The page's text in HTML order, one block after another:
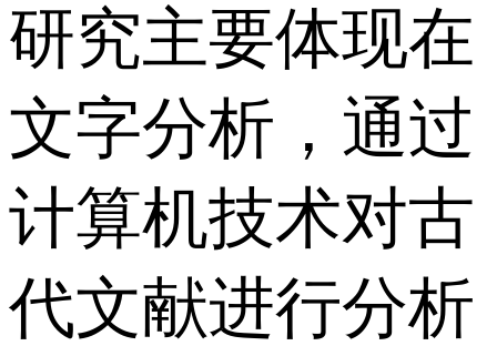
研究主要体现在
文字分析，通过
计算机技术对古
代文献进行分析